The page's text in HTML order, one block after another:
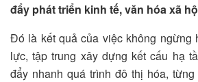
đẩy phát triển kinh tế, văn hóa xã
Đó là kết quả của việc không ngừng
lực, tập trung xây dựng kết cấu hạ
đẩy nhanh quá trình đô thị hóa,